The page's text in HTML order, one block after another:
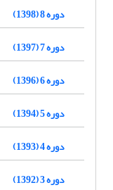
دوره 8 (1398)
دوره 7 (1397)
دوره 6 (1396)
دوره 5 (1394)
دوره 4 (1393)
دوره 3 (1392)